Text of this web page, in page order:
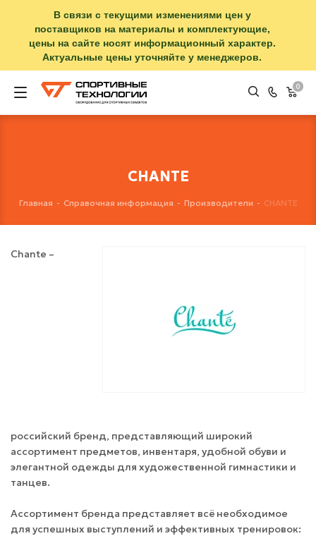
В связи с текущими изменениями цен у
поставщиков на материалы и комплектующие,
цены на сайте носят информационный характер.
Актуальные цены уточняйте у менеджеров.
0
CHANTE
Главная - Справочная информация - Производители - CHANTE
Chante –
российский бренд, представляющий широкий
ассортимент предметов, инвентаря, удобной обуви и
элегантной одежды для художественной гимнастики и
танцев.
Ассортимент бренда представляет всё необходимое
для успешных выступлений и эффективных тренировок: